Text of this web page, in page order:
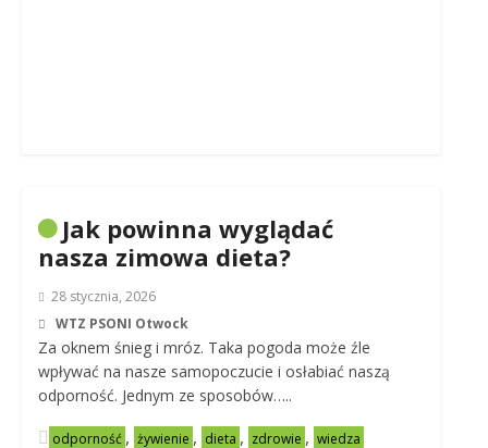
Jak powinna wyglądać
nasza zimowa dieta?
28 stycznia, 2026
WTZ PSONI Otwock
Za oknem śnieg i mróz. Taka pogoda może źle
wpływać na nasze samopoczucie i osłabiać naszą
odporność. Jednym ze sposobów…..
odporność , żywienie , dieta , zdrowie , wiedza